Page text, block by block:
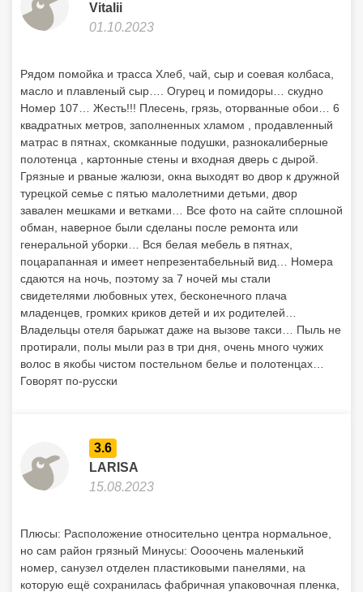
Vitalii
01.10.2023
Рядом помойка и трасса Хлеб, чай, сыр и соевая колбаса,
масло и плавленый сыр…. Огурец и помидоры… скудно
Номер 107… Жесть!!! Плесень, грязь, оторванные обои… 6
квадратных метров, заполненных хламом , продавленный
матрас в пятнах, скомканные подушки, разнокалиберные
полотенца , картонные стены и входная дверь с дырой.
Грязные и рваные жалюзи, окна выходят во двор к дружной
турецкой семье с пятью малолетними детьми, двор
завален мешками и ветками… Все фото на сайте сплошной
обман, наверное были сделаны после ремонта или
генеральной уборки… Вся белая мебель в пятнах,
поцарапанная и имеет непрезентабельный вид… Номера
сдаются на ночь, поэтому за 7 ночей мы стали
свидетелями любовных утех, бесконечного плача
младенцев, громких криков детей и их родителей…
Владельцы отеля барыжат даже на вызове такси… Пыль не
протирали, полы мыли раз в три дня, очень много чужих
волос в якобы чистом постельном белье и полотенцах…
Говорят по-русски
3.6
LARISA
15.08.2023
Плюсы: Расположение относительно центра нормальное,
но сам район грязный Минусы: Оооочень маленький
номер, санузел отделен пластиковыми панелями, на
которую ещё сохранилась фабричная упаковочная пленка,